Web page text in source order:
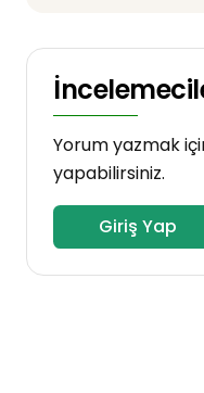
Yorum yazmak
yapabilirsiniz.
Giriş Yap